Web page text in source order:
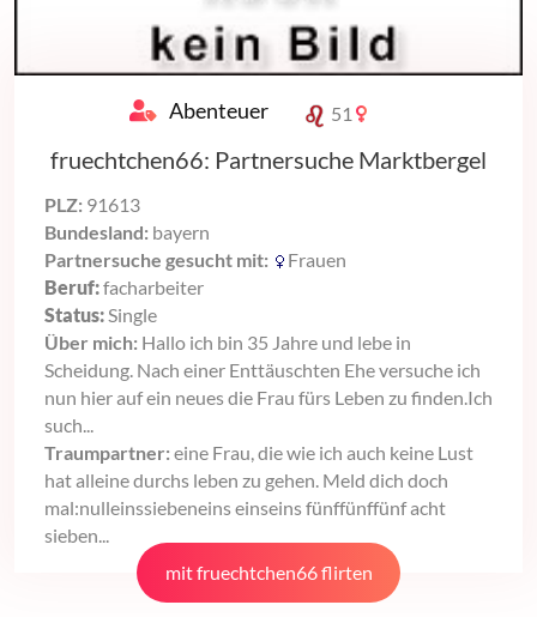
Abenteuer 51
fruechtchen66: Partnersuche Marktbergel
PLZ: 91613
Bundesland: bayern
Partnersuche gesucht mit:
Frauen
Beruf:facharbeiter
Status: Single
Über mich: Hallo ich bin 35 Jahre und lebe in
Scheidung. Nach einer Enttäuschten Ehe versuche ich
nun hier auf ein neues die Frau fürs Leben zu finden.Ich
such...
Traumpartner: eine Frau, die wie ich auch keine Lust
hat alleine durchs leben zu gehen. Meld dich doch
mal:nulleinssiebeneins einseins fünffünffünf acht
sieben...
mit fruechtchen66 flirten